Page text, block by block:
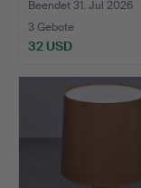
DECO, METALL MIT…
Beendet 31. Jul 2026
3 Gebote
32 USD